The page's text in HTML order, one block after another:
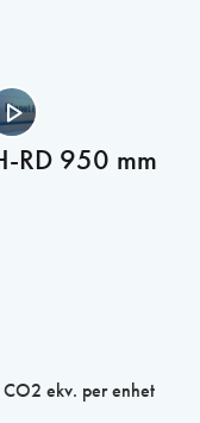
RD 950 mm
ekv. per enhet